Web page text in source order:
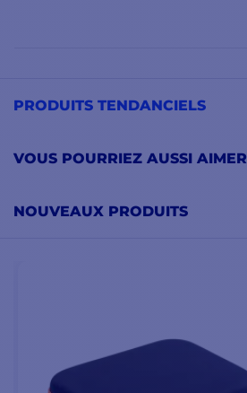
PRODUITS TENDANCIELS
VOUS POURRIEZ AUSSI AIMER
NOUVEAUX PRODUITS